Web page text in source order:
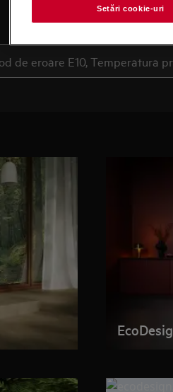
Caută
Setări cookie-uri